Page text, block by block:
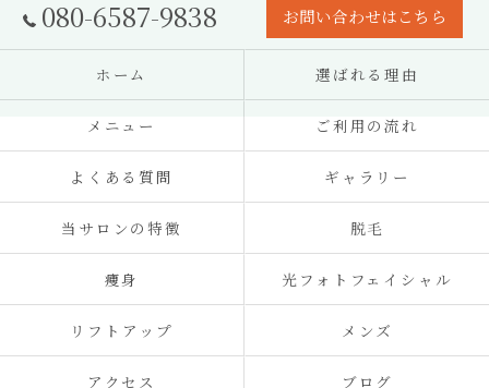
080-6587-9838 お問い合わせはこちら
ホーム 選ばれる理由
メニュー ご利用の流れ
よくある質問 ギャラリー
当サロンの特徴 脱毛
痩身 光フォトフェイシャル
リフトアップ メンズ
アクセス ブログ